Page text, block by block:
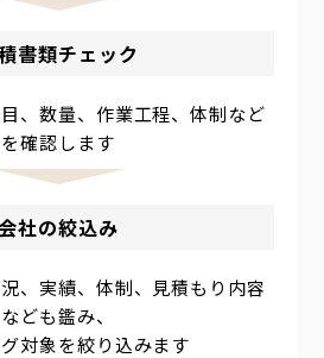
書類チェック
、数量、作業工程、体制など
を確認します
会社の絞込み
、実績、体制、見積もり内容
なども鑑み、
対象を絞り込みます